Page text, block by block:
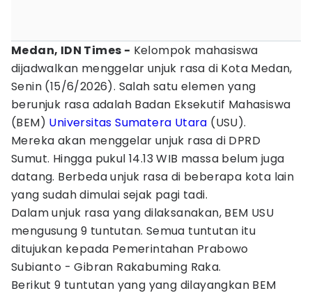
Medan, IDN Times - Kelompok mahasiswa
dijadwalkan menggelar unjuk rasa di Kota Medan,
Senin (15/6/2026). Salah satu elemen yang
berunjuk rasa adalah Badan Eksekutif Mahasiswa
(BEM) Universitas Sumatera Utara (USU).
Mereka akan menggelar unjuk rasa di DPRD
Sumut. Hingga pukul 14.13 WIB massa belum juga
datang. Berbeda unjuk rasa di beberapa kota lain
yang sudah dimulai sejak pagi tadi.
Dalam unjuk rasa yang dilaksanakan, BEM USU
mengusung 9 tuntutan. Semua tuntutan itu
ditujukan kepada Pemerintahan Prabowo
Subianto - Gibran Rakabuming Raka.
Berikut 9 tuntutan yang yang dilayangkan BEM